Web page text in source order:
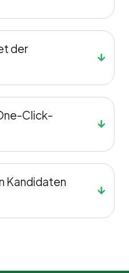
der
Click-
Kandidaten